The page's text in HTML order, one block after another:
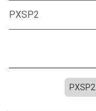
PXSP2
PXSP2